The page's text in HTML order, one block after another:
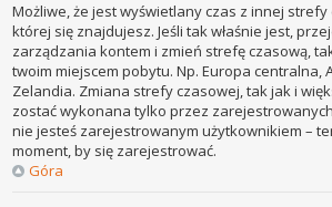
Możliwe, że jest wyświetlany czas z innej strefy
której się znajdujesz. Jeśli tak właśnie jest,
zarządzania kontem i zmień strefę czasową,
twoim miejscem pobytu. Np. Europa centralna,
Zelandia. Zmiana strefy czasowej, tak jak i
zostać wykonana tylko przez
nie jesteś zarejestrowanym użytkownikiem –
moment, by się zarejestrować.
Góra